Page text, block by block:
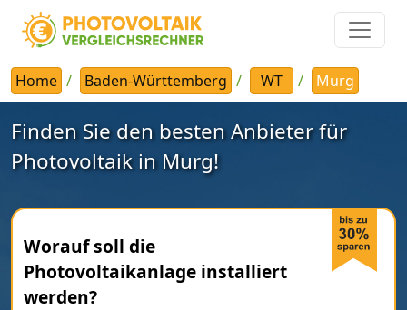
Home Baden-Württemberg WT Murg
Finden Sie den besten Anbieter für
Photovoltaik in Murg!
Worauf soll die
Photovoltaikanlage installiert
werden?